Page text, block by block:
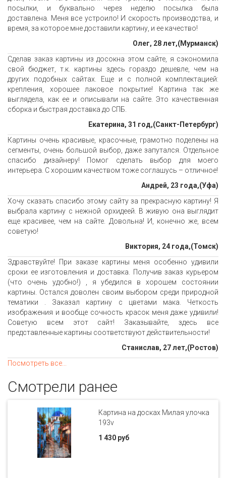
посылки, и буквально через неделю посылка была
доставлена. Меня все устроило! И скорость производства, и
время, за которое мне доставили картину, и ее качество!
Олег, 28 лет,(Мурманск)
Сделав заказ картины из досокна этом сайте, я сэкономила
свой бюджет, т.к. картины здесь гораздо дешевле, чем на
других подобных сайтах. Еще и с полной комплектацией:
крепления, хорошее лаковое покрытие! Картина так же
выглядела, как ее и описывали на сайте. Это качественная
сборка и быстрая доставка до СПБ.
Екатерина, 31 год,(Санкт-Петербург)
Картины очень красивые, красочные, грамотно поделены на
сегменты, очень большой выбор, даже запутался. Отдельное
спасибо дизайнеру! Помог сделать выбор для моего
интерьера. С хорошим качеством тоже соглашусь – отличное!
Андрей, 23 года,(Уфа)
Хочу сказать спасибо этому сайту за прекрасную картину! Я
выбрала картину с нежной орхидеей. В живую она выглядит
еще красивее, чем на сайте. Довольна! И, конечно же, всем
советую!
Виктория, 24 года,(Томск)
Здравствуйте! При заказе картины меня особенно удивили
сроки ее изготовления и доставка. Получив заказ курьером
(что очень удобно!) , я убедился в хорошем состоянии
картины. Остался доволен своим выбором среди природной
тематики . Заказал картину с цветами мака. Четкость
изображения и вообще сочность красок меня даже удивили!
Советую всем этот сайт! Заказывайте, здесь все
представленные картины соответствуют действительности!
Станислав, 27 лет,(Ростов)
Посмотреть все...
Смотрели ранее
Картина на досках Милая улочка
193v
1 430 руб